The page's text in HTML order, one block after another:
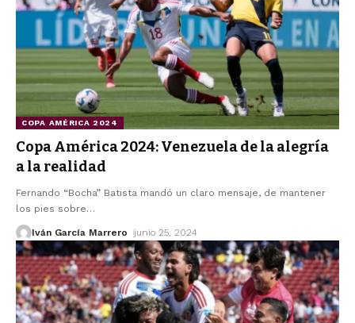
COPA AMÉRICA 2024
Copa América 2024: Venezuela de la alegría
a la realidad
Fernando “Bocha” Batista mandó un claro mensaje, de mantener
los pies sobre…
Iván García Marrero junio 25, 2024